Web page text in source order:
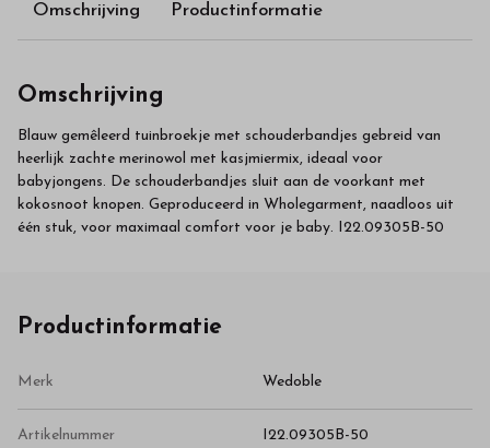
Omschrijving Productinformatie
Omschrijving
Blauw gemêleerd tuinbroekje met schouderbandjes gebreid van
heerlijk zachte merinowol met kasjmiermix, ideaal voor
babyjongens. De schouderbandjes sluit aan de voorkant met
kokosnoot knopen. Geproduceerd in Wholegarment, naadloos uit
één stuk, voor maximaal comfort voor je baby. I22.09305B-50
Productinformatie
Merk Wedoble
Artikelnummer I22.09305B-50